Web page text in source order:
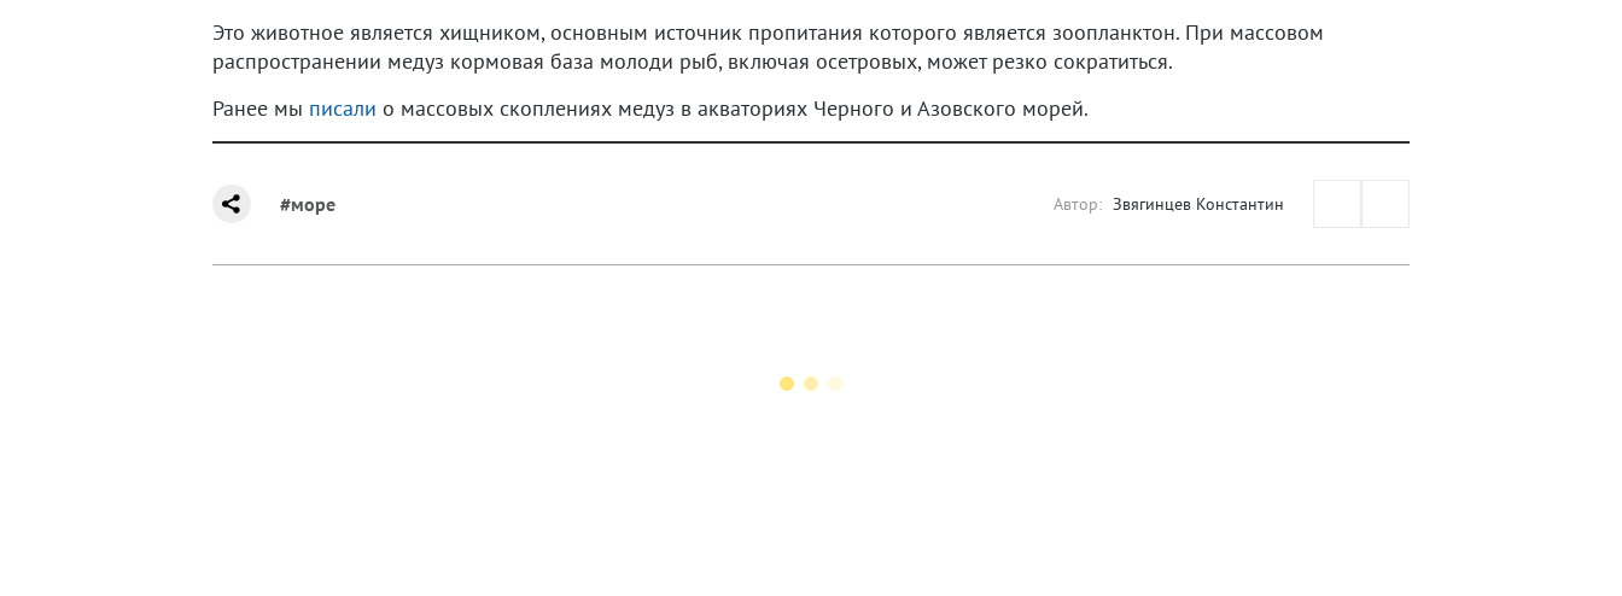
Это животное является хищником, основным источник пропитания которого является зоопланктон. При массовом
распространении медуз кормовая база молоди рыб, включая осетровых, может резко сократиться.
Ранее мы писали о массовых скоплениях медуз в акваториях Черного и Азовского морей.
#море Автор: Звягинцев Константин